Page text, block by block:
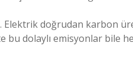
Elektrik doğrudan karbon
dolaylı emisyonlar bile